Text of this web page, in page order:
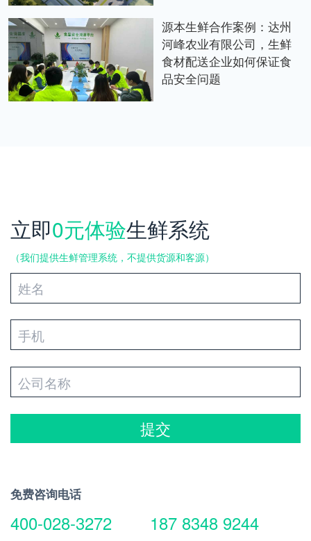
源本生鲜合作案例：达州
河峰农业有限公司，生鲜
食材配送企业如何保证食
品安全问题
立即0元体验生鲜系统
（我们提供生鲜管理系统，不提供货源和客源）
提交
免费咨询电话
400-028-3272 187 8348 9244